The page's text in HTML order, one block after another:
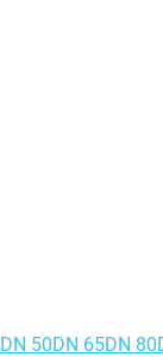
DN 50DN 65DN 80